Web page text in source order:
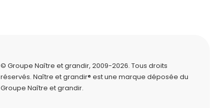
© Groupe Naître et grandir, 2009-2026. Tous droits
réservés. Naître et grandir® est une marque déposée du
Groupe Naître et grandir.